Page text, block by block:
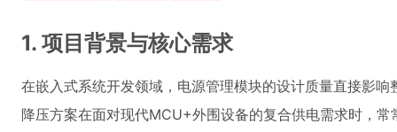
1. 项目背景与核心需求
在嵌入式系统开发领域，电源管理模块的设计质量直接影
降压方案在面对现代MCU+外围设备的复合供电需求时，